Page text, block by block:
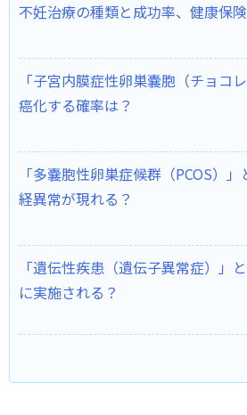
不妊治療の種類と成功率、健康保
「子宮内膜症性卵巣嚢胞（チョコ
癌化する確率は？
「多嚢胞性卵巣症候群（PCOS）
経異常が現れる？
「遺伝性疾患（遺伝子異常症）」
に実施される？